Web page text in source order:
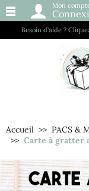
Besoin d’aide ?
Mon
Accueil
PACS &
Carte à gratter